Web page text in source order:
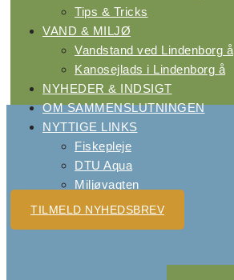
Tips & Tricks
VAND & MILJØ
Vandstand ved Lindenborg å
Kanosejlads i Lindenborg å
NYHEDER & INDSIGT
OM SAMMENSLUTNINGEN
NYTTIGE LINKS
Fiskepleje
DTU Aqua
Miljøvagten
TILMELD NYHEDSBREV